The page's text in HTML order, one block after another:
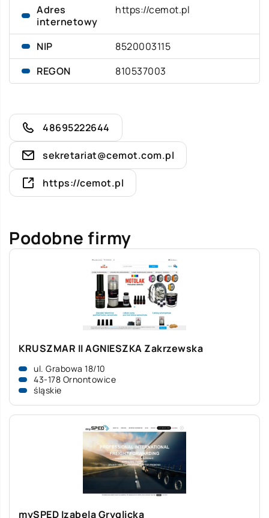
Adres
internetowy
https://cemot.pl
NIP
8520003115
REGON
810537003
48695222644
sekretariat@cemot.com.pl
https://cemot.pl
Podobne firmy
KRUSZMAR II AGNIESZKA Zakrzewska
ul. Grabowa 18/10
43-178 Ornontowice
śląskie
mySPED Izabela Gryglicka